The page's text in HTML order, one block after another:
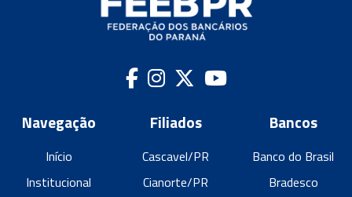
Navegação
Início
Institucional
Filiados
Cascavel/PR
Cianorte/PR
Bancos
Banco do Brasil
Bradesco